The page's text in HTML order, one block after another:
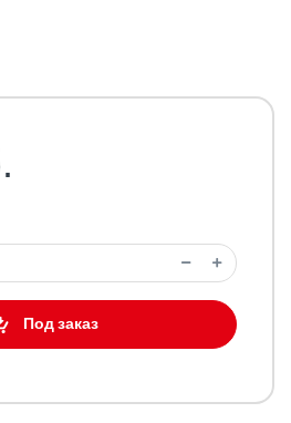
Под заказ